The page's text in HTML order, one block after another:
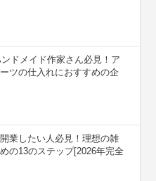
ンドメイド作家さん必見！ア
ツの仕入れにおすすめの企
業したい人必見！理想の雑
の13のステップ[2026年完全